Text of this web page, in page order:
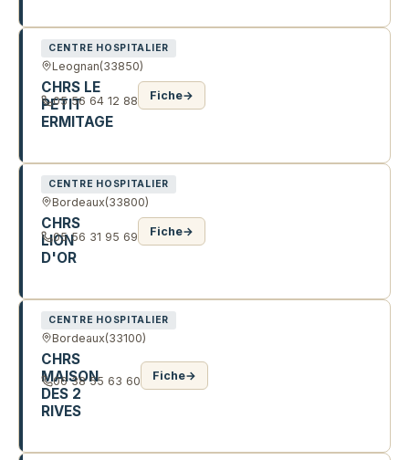
CENTRE HOSPITALIER
Leognan(33850)
CHRS LE
PETIT
ERMITAGE
05 56 64 12 88 Fiche→
CENTRE HOSPITALIER
Bordeaux(33800)
CHRS
LION
D'OR
05 56 31 95 69 Fiche→
CENTRE HOSPITALIER
Bordeaux(33100)
CHRS
MAISON
DES 2
RIVES
06 38 55 63 60 Fiche→